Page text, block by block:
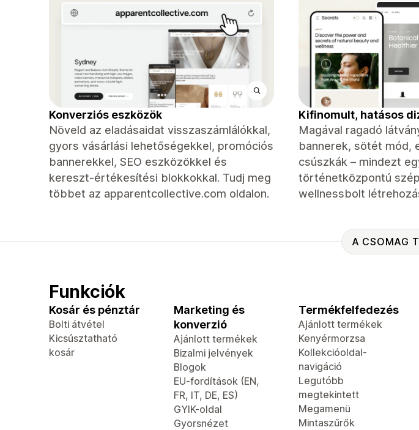
Konverziós eszközök
Növeld az eladásaidat visszaszámlálókkal,
gyors vásárlási lehetőségekkel, promóciós
bannerekkel, SEO eszközökkel és
kereszt-értékesítési blokkokkal. Tudj meg
többet az apparentcollective.com oldalon.
Kifinomult, hatásos
Magával ragadó
bannerek, sötét mód,
csúszkák – mindezt
történetközpontú
wellnessbolt
A CSOMAG
Funkciók
Kosár és pénztár
Bolti átvétel
Kicsúsztatható
kosár
Marketing és
konverzió
Ajánlott termékek
Bizalmi jelvények
Blogok
EU-fordítások (EN,
FR, IT, DE, ES)
GYIK-oldal
Gyorsnézet
Termékfelfedezés
Ajánlott termékek
Kenyérmorzsa
Kollekcióoldal-
navigáció
Legutóbb
megtekintett
Megamenü
Mintaszűrők